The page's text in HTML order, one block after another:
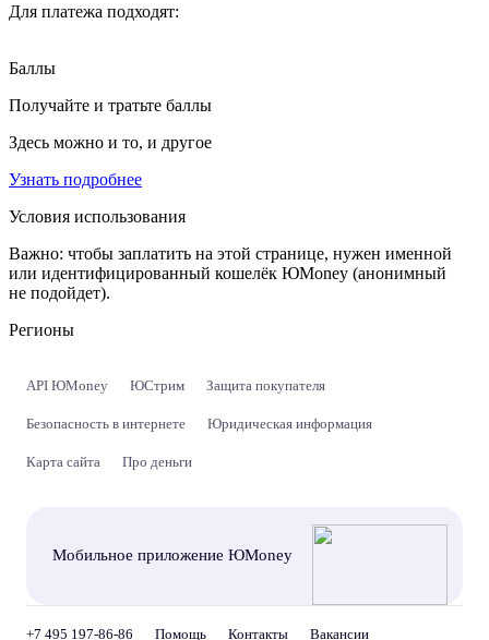
Для платежа подходят:
Баллы
Получайте и тратьте баллы
Здесь можно и то, и другое
Узнать подробнее
Условия использования
Важно: чтобы заплатить на этой странице, нужен именной
или идентифицированный кошелёк ЮMoney (анонимный
не подойдет).
Регионы
API ЮMoney ЮСтрим Защита покупателя
Безопасность в интернете Юридическая информация
Карта сайта Про деньги
Мобильное приложение ЮMoney
+7 495 197-86-86 Помощь Контакты Вакансии